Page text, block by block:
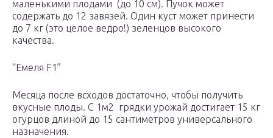
маленькими плодами (до 10 см). Пучок может
содержать до 12 завязей. Один куст может принести
до 7 кг (это целое ведро!) зеленцов высокого
качества.
“Емеля F1”
Месяца после всходов достаточно, чтобы получить
вкусные плоды. С 1м2 грядки урожай достигает 15 кг
огурцов длиной до 15 сантиметров универсального
назначения.